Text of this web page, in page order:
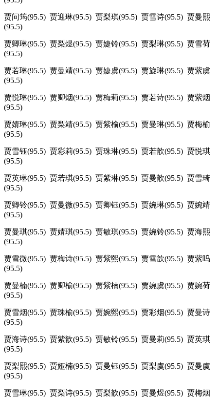
贾问筠(95.5) 贾迎琳(95.5) 贾梨琪(95.5) 贾雪诗(95.5) 贾曼熙
(95.5)
贾卿琳(95.5) 贾梨煜(95.5) 贾婕铃(95.5) 贾梨琳(95.5) 贾雪荷
(95.5)
贾若琳(95.5) 贾曼靖(95.5) 贾婕虞(95.5) 贾旋琳(95.5) 贾紫虞
(95.5)
贾悦琳(95.5) 贾卿烟(95.5) 贾梅莉(95.5) 贾若诗(95.5) 贾紫烟
(95.5)
贾婧琳(95.5) 贾梨靖(95.5) 贾紫榆(95.5) 贾曼琳(95.5) 贾梅榆
(95.5)
贾雪钰(95.5) 贾彩莉(95.5) 贾珠琳(95.5) 贾若歆(95.5) 贾悦琪
(95.5)
贾英琳(95.5) 贾若琪(95.5) 贾紫琳(95.5) 贾曼歆(95.5) 贾雪琦
(95.5)
贾卿铃(95.5) 贾曼微(95.5) 贾卿钰(95.5) 贾婉琳(95.5) 贾婉靖
(95.5)
贾曼琪(95.5) 贾婧琪(95.5) 贾敏琪(95.5) 贾婉铃(95.5) 贾海熙
(95.5)
贾雪微(95.5) 贾梅诗(95.5) 贾紫熙(95.5) 贾雪歆(95.5) 贾紫呜
(95.5)
贾曼楠(95.5) 贾卿榆(95.5) 贾紫楠(95.5) 贾婉虞(95.5) 贾婉荷
(95.5)
贾雪烟(95.5) 贾珠榆(95.5) 贾婉熙(95.5) 贾彩烟(95.5) 贾曼诗
(95.5)
贾海诗(95.5) 贾紫歆(95.5) 贾敏铃(95.5) 贾曼莉(95.5) 贾英琪
(95.5)
贾梨熙(95.5) 贾娅楠(95.5) 贾曼钰(95.5) 贾梨虞(95.5) 贾曼虞
(95.5)
贾雪琳(95.5) 贾梨诗(95.5) 贾梨歆(95.5) 贾曼煜(95.5) 贾梅烟